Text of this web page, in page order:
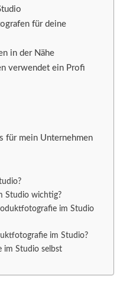
für deine
in der Nähe
verwendet ein Profi
für mein Unternehmen
Studio wichtig?
im Studio
im Studio?
im Studio selbst